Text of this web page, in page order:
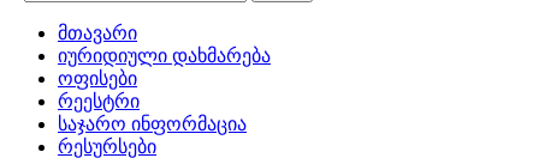
მთავარი
იურიდიული დახმარება
ოფისები
რეესტრი
საჯარო ინფორმაცია
რესურსები